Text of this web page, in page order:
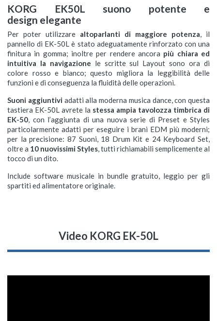
KORG EK50L suono potente e
design elegante
Per poter utilizzare altoparlanti di maggiore potenza, il
pannello di EK-50L è stato adeguatamente rinforzato con una
finitura in gomma; inoltre per rendere ancora più chiara ed
intuitiva la navigazione le scritte sul Layout sono ora di
colore rosso e bianco; questo migliora la leggibilità delle
funzioni e di conseguenza la fluidità delle operazioni.
Suoni aggiuntivi adatti alla moderna musica dance, con questa
tastiera EK-50L avrete la stessa ampia tavolozza timbrica di
EK-50, con l’aggiunta di una nuova serie di Preset e Styles
particolarmente adatti per eseguire i brani EDM più moderni;
per la precisione: 87 Suoni, 18 Drum Kit e 24 Keyboard Set,
oltre a 10 nuovissimi Styles, tutti richiamabili semplicemente al
tocco di un dito.
Include software musicale in bundle gratuito, leggio per gli
spartiti ed alimentatore originale.
Video KORG EK-50L